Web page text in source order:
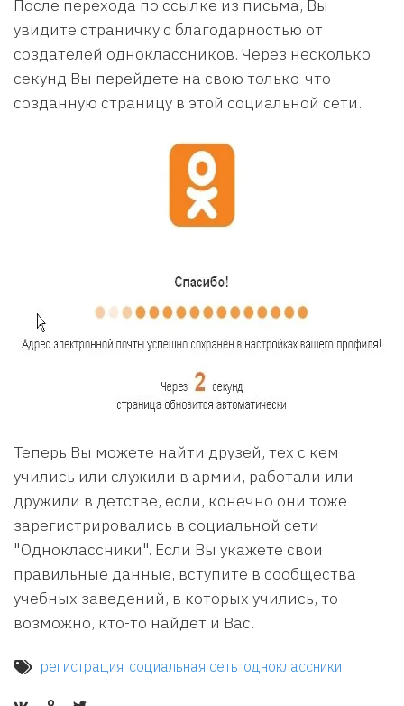
После перехода по ссылке из письма, Вы
увидите страничку с благодарностью от
создателей одноклассников. Через несколько
секунд Вы перейдете на свою только-что
созданную страницу в этой социальной сети.
Теперь Вы можете найти друзей, тех с кем
учились или служили в армии, работали или
дружили в детстве, если, конечно они тоже
зарегистрировались в социальной сети
"Одноклассники". Если Вы укажете свои
правильные данные, вступите в сообщества
учебных заведений, в которых учились, то
возможно, кто-то найдет и Вас.
регистрация социальная сеть одноклассники